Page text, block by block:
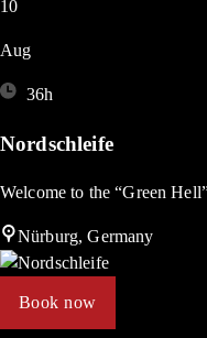
10
Aug
36h
Nordschleife
Welcome to the “Green
Nürburg, Germany
Book now